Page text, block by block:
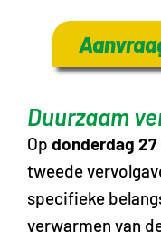
Duurzaam
Op donderdag 27
tweede
specifieke
verwarmen van